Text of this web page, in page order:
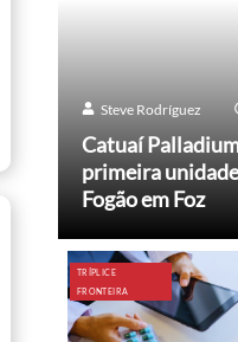
Steve Rodríguez
Catuaí
primeira
Fogão em Foz
TRÍPLICE
FRONTEIRA